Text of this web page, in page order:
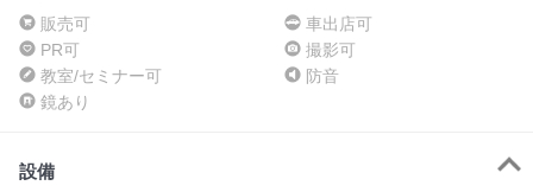
販売可
車出店可
PR可
撮影可
教室/セミナー可
防音
鏡あり
設備